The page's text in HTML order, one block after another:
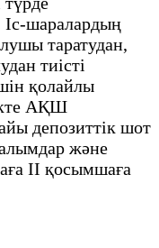
шаралардың
таратудан,
тиісті
қолайлы
АҚШ
депозиттік шот
және
II қосымшаға